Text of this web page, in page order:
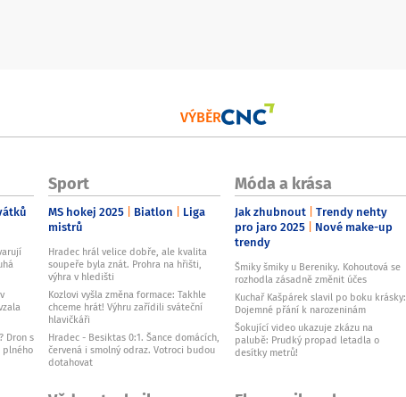
VÝBĚR
Dron s
plného
Sport
MS hokej 2025 Biatlon
Liga
mistrů
Hradec hrál velice dobře, ale kvalita
soupeře byla znát. Prohra na hřišti,
výhra v hledišti
Kozlovi vyšla změna formace: Takhle
chceme hrát! Výhru zařídili sváteční
hlavičkáři
Hradec - Besiktas 0:1. Šance domácích,
červená i smolný odraz. Votroci budou
dotahovat
Móda a krása
Jak zhubnout Trendy nehty
pro jaro 2025 Nové make-up
trendy
Šmiky šmiky u Bereniky. Kohoutová se
rozhodla zásadně změnit účes
Kuchař Kašpárek slavil po boku krásky:
Dojemné přání k narozeninám
Šokující video ukazuje zkázu na
palubě: Prudký propad letadla o
desítky metrů!